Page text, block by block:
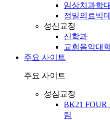
임상치과학
정밀의료빅
성신교정
신학과
교회음악대
주요 사이트
주요 사이트
성심교정
BK21 FOUR
팀